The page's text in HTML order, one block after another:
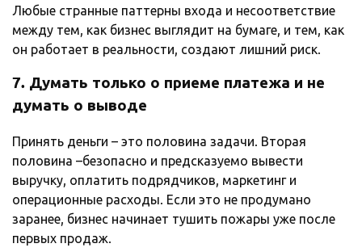
Любые странные паттерны входа и несоответствие
между тем, как бизнес выглядит на бумаге, и тем, как
он работает в реальности, создают лишний риск.
7. Думать только о приеме платежа и не
думать о выводе
Принять деньги – это половина задачи. Вторая
половина –безопасно и предсказуемо вывести
выручку, оплатить подрядчиков, маркетинг и
операционные расходы. Если это не продумано
заранее, бизнес начинает тушить пожары уже после
первых продаж.